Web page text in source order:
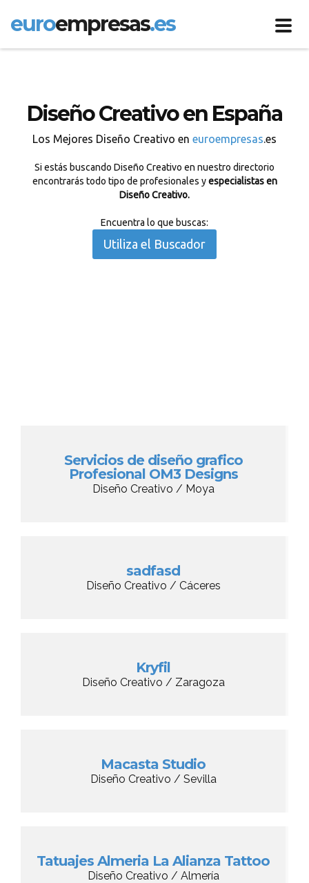
euroempresas.es
Diseño Creativo en España
Los Mejores Diseño Creativo en euroempresas.es
Si estás buscando Diseño Creativo en nuestro directorio
encontrarás todo tipo de profesionales yespecialistas en
Diseño Creativo.
Encuentra lo que buscas:
Utiliza el Buscador
Servicios de diseño grafico
Profesional OM3 Designs
Diseño Creativo / Moya
sadfasd
Diseño Creativo / Cáceres
Kryfil
Diseño Creativo / Zaragoza
Macasta Studio
Diseño Creativo / Sevilla
Tatuajes Almeria La Alianza Tattoo
Diseño Creativo / Almería